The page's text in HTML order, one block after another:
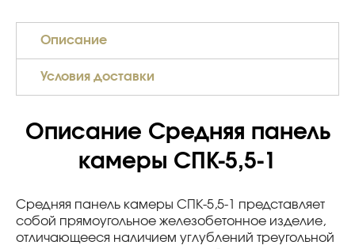
Описание
Условия доставки
Описание Средняя панель
камеры СПК-5,5-1
Средняя панель камеры СПК-5,5-1 представляет
собой прямоугольное железобетонное изделие,
отличающееся наличием углублений треугольной